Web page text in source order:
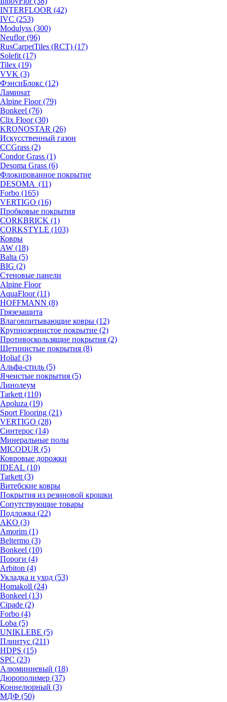
INTERFLOOR (42)
IVC (253)
Modulyss (300)
Neuflor (96)
RusCarpetTiles (RCT) (17)
Solefit (17)
Tilex (19)
VVK (3)
ФэнсиБлокс (12)
Ламинат
Alpine Floor (79)
Bonkeel (76)
Clix Floor (30)
KRONOSTAR (26)
Искусственный газон
CCGrass (2)
Condor Grass (1)
Desoma Grass (6)
Флокированное покрытие
DESOMA (11)
Forbo (165)
VERTIGO (16)
Пробковые покрытия
CORKBRICK (1)
CORKSTYLE (103)
Ковры
AW (18)
Balta (5)
BIG (2)
Стеновые панели
Alpine Floor
AquaFloor (11)
HOFFMANN (8)
Грязезащита
Влаговпитывающие ковры (12)
Крупнозернистое покрытие (2)
Противоскользящие покрытия (2)
Щетинистые покрытия (8)
Holiaf (3)
Альфа-стиль (5)
Ячеистые покрытия (5)
Линолеум
Tarkett (110)
Apoluza (19)
Sport Flooring (21)
VERTIGO (28)
Синтерос (14)
Минеральные полы
MICODUR (5)
Ковровые дорожки
IDEAL (10)
Tarkett (3)
Витебские ковры
Покрытия из резиновой крошки
Сопутствующие товары
Подложка (22)
AKO (3)
Amorim (1)
Beltermo (3)
Bonkeel (10)
Пороги (4)
Arbiton (4)
Укладка и уход (53)
Homakoll (24)
Bonkeel (13)
Cipade (2)
Forbo (4)
Loba (5)
UNIKLEBE (5)
Плинтус (211)
HDPS (15)
SPC (23)
Алюминиевый (18)
Дюрополимер (37)
Коннелюрный (3)
МДФ (50)